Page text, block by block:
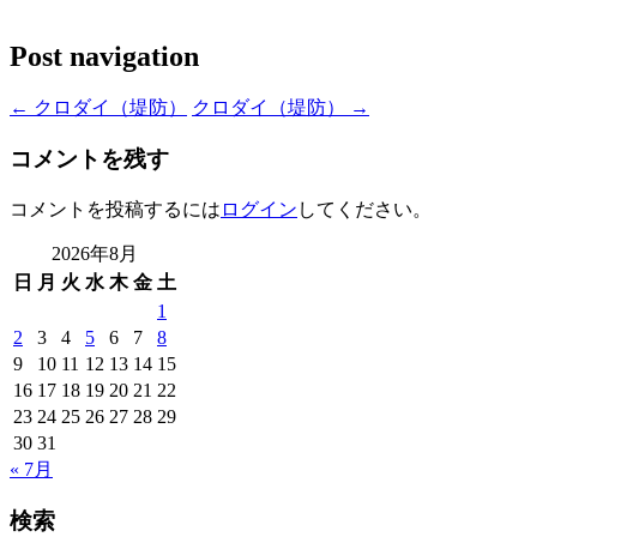
Post navigation
← クロダイ（堤防） クロダイ（堤防） →
コメントを残す
コメントを投稿するには ログイン してください。
2026年8月
日
月 火 水 木 金 土
1
2
3 4 5 6 7
8
9
10 11 12 13 14 15
16 17 18 19 20 21 22
23 24 25 26 27 28 29
30 31
« 7月
検索